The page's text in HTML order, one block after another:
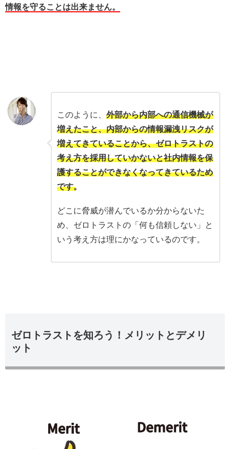
情報を守ることは出来ません。
このように、外部から内部への通信機械が
増えたこと、内部からの情報漏洩リスクが
増えてきていることから、ゼロトラストの
考え方を採用していかないと社内情報を保
護することができなくなってきているため
です。
どこに脅威が潜んでいるか分からないた
め、ゼロトラストの「何も信頼しない」と
いう考え方は理にかなっているのです。
ゼロトラストを知ろう！メリットとデメリ
ット